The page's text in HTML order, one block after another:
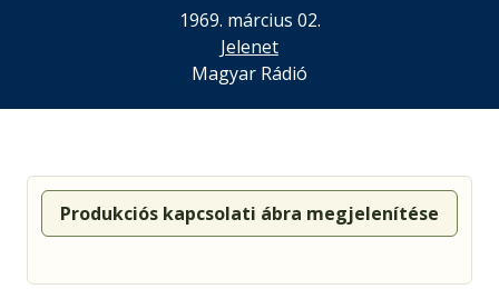
1969. március 02.
Jelenet
Magyar Rádió
Produkciós kapcsolati ábra megjelenítése